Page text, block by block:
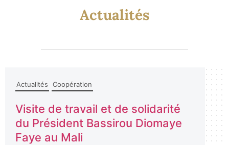
Actualités
Actualités Coopération
Visite de travail et de solidarité
du Président Bassirou Diomaye
Faye au Mali